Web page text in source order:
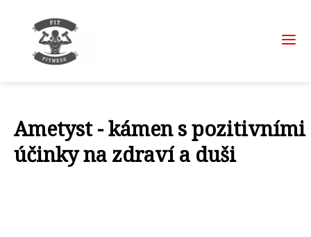
Ametyst - kámen s pozitivními
účinky na zdraví a duši